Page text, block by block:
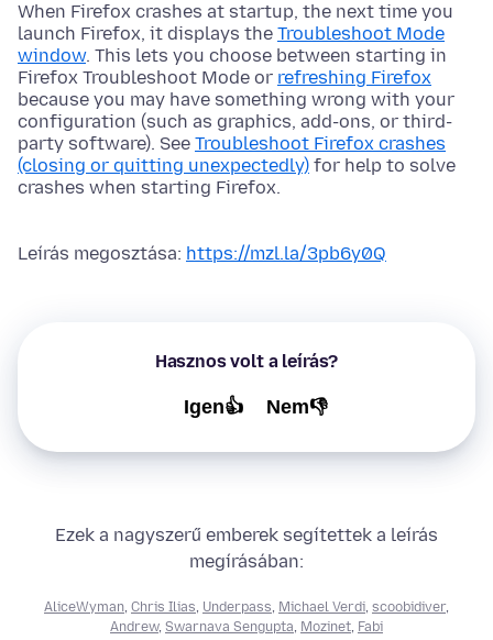
When Firefox crashes at startup, the next time you
launch Firefox, it displays the Troubleshoot Mode
window. This lets you choose between starting in
Firefox Troubleshoot Mode or refreshing Firefox
because you may have something wrong with your
configuration (such as graphics, add-ons, or third-
party software). See Troubleshoot Firefox crashes
(closing or quitting unexpectedly) for help to solve
crashes when starting Firefox.
Leírás megosztása: https://mzl.la/3pb6y0Q
Hasznos volt a leírás?
Igen👍 Nem👎
Ezek a nagyszerű emberek segítettek a leírás
megírásában:
AliceWyman, Chris Ilias, Underpass, Michael Verdi, scoobidiver,
Andrew, Swarnava Sengupta, Mozinet, Fabi